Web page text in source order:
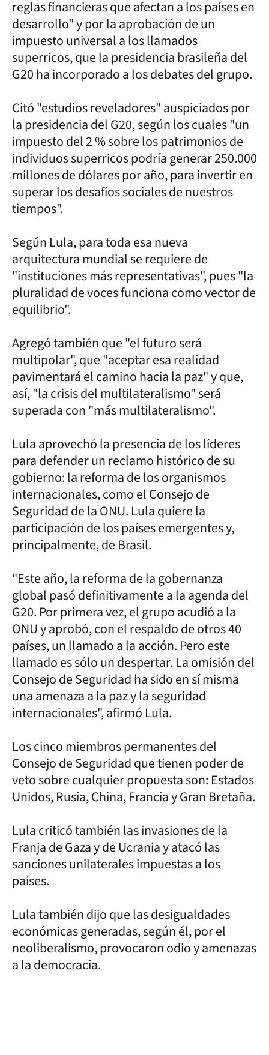
reglas financieras que afectan a los países en
desarrollo" y por la aprobación de un
impuesto universal a los llamados
superricos, que la presidencia brasileña del
G20 ha incorporado a los debates del grupo.
Citó "estudios reveladores" auspiciados por
la presidencia del G20, según los cuales "un
impuesto del 2 % sobre los patrimonios de
individuos superricos podría generar 250.000
millones de dólares por año, para invertir en
superar los desafíos sociales de nuestros
tiempos".
Según Lula, para toda esa nueva
arquitectura mundial se requiere de
"instituciones más representativas", pues "la
pluralidad de voces funciona como vector de
equilibrio".
Agregó también que "el futuro será
multipolar", que "aceptar esa realidad
pavimentará el camino hacia la paz" y que,
así, "la crisis del multilateralismo" será
superada con "más multilateralismo".
Lula aprovechó la presencia de los líderes
para defender un reclamo histórico de su
gobierno: la reforma de los organismos
internacionales, como el Consejo de
Seguridad de la ONU. Lula quiere la
participación de los países emergentes y,
principalmente, de Brasil.
"Este año, la reforma de la gobernanza
global pasó definitivamente a la agenda del
G20. Por primera vez, el grupo acudió a la
ONU y aprobó, con el respaldo de otros 40
países, un llamado a la acción. Pero este
llamado es sólo un despertar. La omisión del
Consejo de Seguridad ha sido en sí misma
una amenaza a la paz y la seguridad
internacionales", afirmó Lula.
Los cinco miembros permanentes del
Consejo de Seguridad que tienen poder de
veto sobre cualquier propuesta son: Estados
Unidos, Rusia, China, Francia y Gran Bretaña.
Lula criticó también las invasiones de la
Franja de Gaza y de Ucrania y atacó las
sanciones unilaterales impuestas a los
países.
Lula también dijo que las desigualdades
económicas generadas, según él, por el
neoliberalismo, provocaron odio y amenazas
a la democracia.